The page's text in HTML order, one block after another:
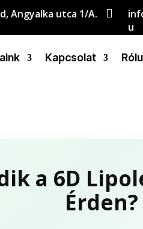
Angyalka utca 1/A. 
u
Kapcsolat
a 6D
Érden?